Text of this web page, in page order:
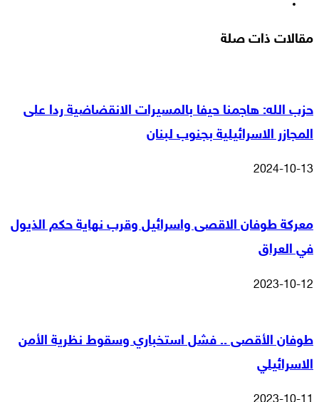
مقالات ذات صلة
حزب الله: هاجمنا حيفا بالمسيرات الانقضاضية ردا على
المجازر الاسرائيلية بجنوب لبنان
2024-10-13
معركة طوفان الاقصى واسرائيل وقرب نهاية حكم الذيول
في العراق
2023-10-12
طوفان الأقصى .. فشل استخباري وسقوط نظرية الأمن
الاسرائيلي